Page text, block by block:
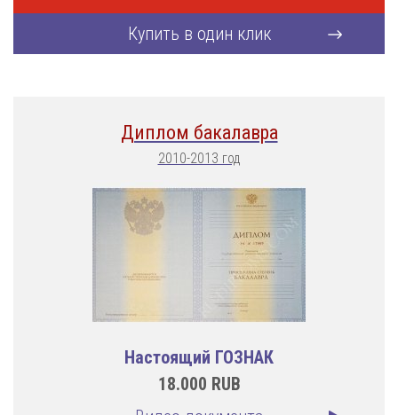
Купить в один клик
Диплом бакалавра
2010-2013 год
Настоящий ГОЗНАК
18.000 RUB